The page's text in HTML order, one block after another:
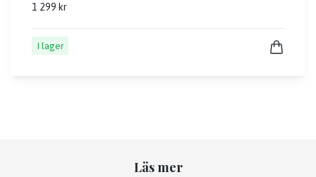
1 299 kr
I lager
Läs mer